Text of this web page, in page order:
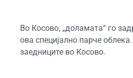
Во Косово, „доламата“ го
ова специјално парче
заедниците во Косово.